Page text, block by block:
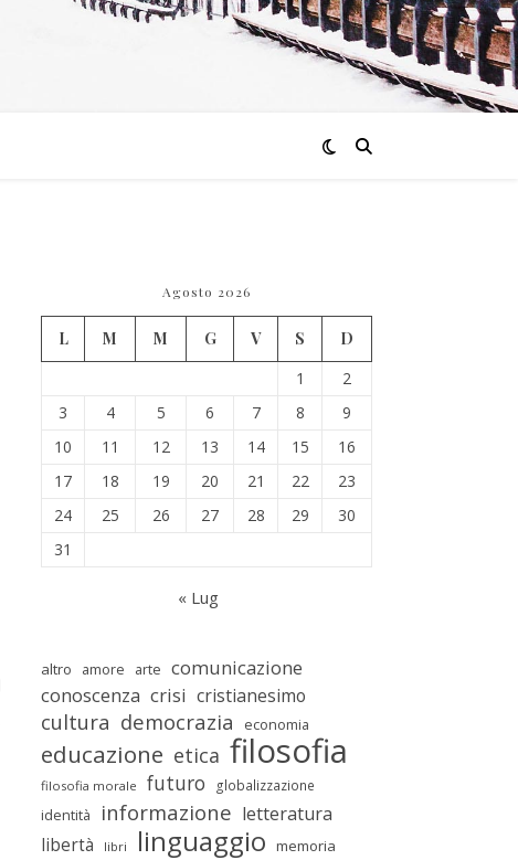
Agosto 2026
L M M G V S
D
1
2
3
4 5 6 7 8
9
10
11 12 13 14 15
16
17
18 19 20 21 22
23
24
25 26 27 28 29
30
31
« Lug
altro amore arte comunicazione
conoscenza crisi cristianesimo
cultura democrazia economia
educazione etica filosofia
filosofia morale futuro globalizzazione
identità informazione letteratura
libertà
libri linguaggio memoria